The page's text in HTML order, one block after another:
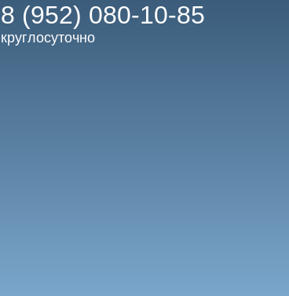
8 (952) 080-10-85
круглосуточно